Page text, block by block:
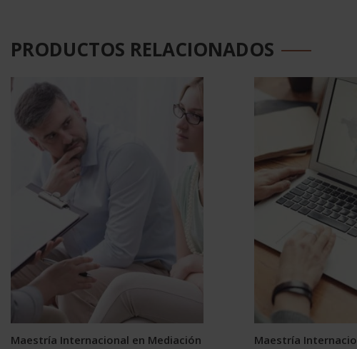
PRODUCTOS RELACIONADOS
Maestría Internacional en Mediación
Maestría